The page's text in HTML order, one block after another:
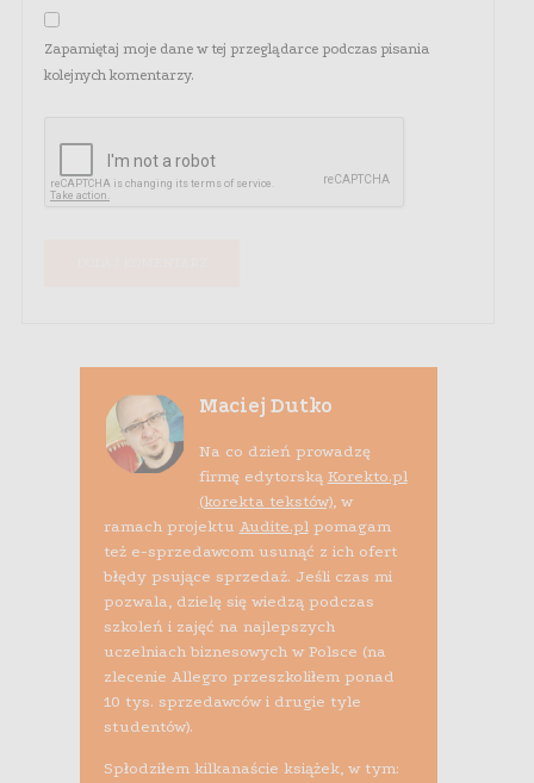
Zapamiętaj moje dane w tej przeglądarce podczas pisania
kolejnych komentarzy.
Maciej Dutko
Na co dzień prowadzę
firmę edytorską Korekto.pl
(korekta tekstów), w
ramach projektu Audite.plpomagam
też e-sprzedawcom usunąć z ich ofert
błędy psujące sprzedaż. Jeśli czas mi
pozwala, dzielę się wiedzą podczas
szkoleń i zajęć na najlepszych
uczelniach biznesowych w Polsce (na
zlecenie Allegro przeszkoliłem ponad
10 tys. sprzedawców i drugie tyle
studentów).
Spłodziłem kilkanaście książek, w tym: